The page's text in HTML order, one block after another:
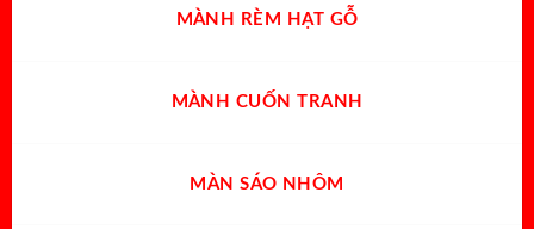
MÀNH RÈM HẠT GỖ
MÀNH CUỐN TRANH
MÀN SÁO NHÔM